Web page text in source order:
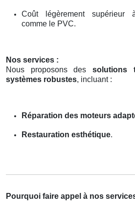
Coût légèrement supérieur
comme le PVC.
Nos services :
Nous proposons des solutions
systèmes robustes, incluant :
Réparation des moteurs
Restauration esthétique.
Pourquoi faire appel à nos